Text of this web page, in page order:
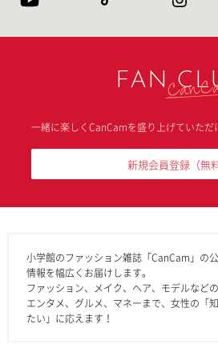
FAN
一緒に楽しくCanCamを盛り上げていただ
新規会員登録 （無
小学館のファッション雑誌「CanCam」の
情報を幅広くお届けします。
ファッション、メイク、ヘア、モデルなど
エンタメ、グルメ、マネーまで、女性の「
たい」に応えます！